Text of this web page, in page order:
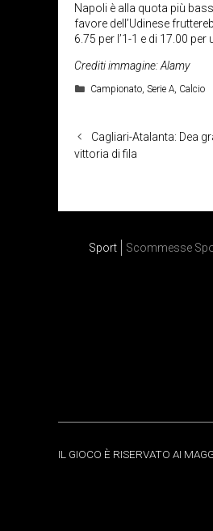
Napoli è alla quota più
favore dell’Udinese
6.75 per l’1-1 e di 17.00 per
Crediti immagine: Alamy
Categorie
Campionato,Serie A, Calcio
Cagliari-Atalanta: Dea
vittoria di fila
Sport Scommesse
IL GIOCO È RISERVATO AI